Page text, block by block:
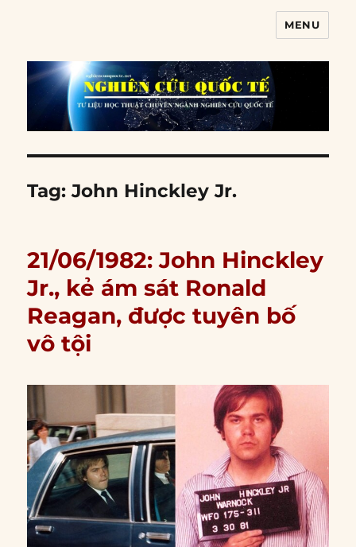
MENU
Tag:John Hinckley Jr.
21/06/1982: John Hinckley
Jr., kẻ ám sát Ronald
Reagan, được tuyên bố
vô tội